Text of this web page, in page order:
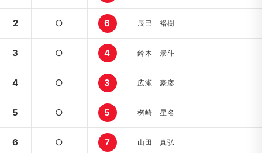
2 ○ 6 辰巳 裕樹
3 ○ 4 鈴木 景斗
4 ○ 3 広瀬 豪彦
5 ○ 5 桝崎 星名
6 ○ 7 山田 真弘